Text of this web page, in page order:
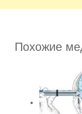
Похожие